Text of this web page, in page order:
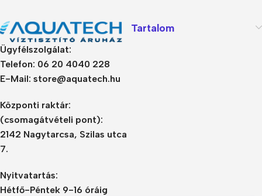
Ügyfélszolgálat:
Telefon: 06 20 4040 228
E-Mail: store@aquatech.hu
Központi raktár:
(csomagátvételi pont):
2142 Nagytarcsa, Szilas utca
7.
Nyitvatartás:
Hétfő-Péntek 9-16 óráig
Tartalom